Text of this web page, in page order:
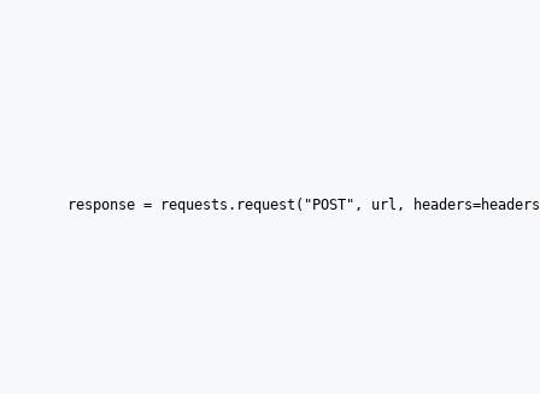
response = requests.request("POST", url,